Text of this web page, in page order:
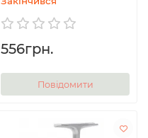
556грн.
Повідомити